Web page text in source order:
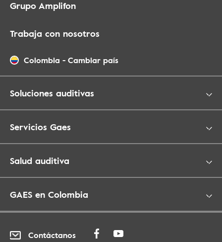
Grupo Amplifon
Trabaja con nosotros
Colombia - Cambiar país
Soluciones auditivas
Servicios Gaes
Salud auditiva
GAES en Colombia
Contáctanos